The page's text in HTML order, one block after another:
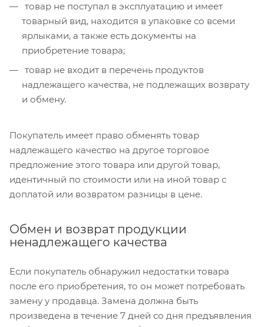
товар не поступал в эксплуатацию и имеет
товарный вид, находится в упаковке со всеми
ярлыками, а также есть документы на
приобретение товара;
товар не входит в перечень продуктов
надлежащего качества, не подлежащих возврату
и обмену.
Покупатель имеет право обменять товар
надлежащего качество на другое торговое
предложение этого товара или другой товар,
идентичный по стоимости или на иной товар с
доплатой или возвратом разницы в цене.
Обмен и возврат продукции
ненадлежащего качества
Если покупатель обнаружил недостатки товара
после его приобретения, то он может потребовать
замену у продавца. Замена должна быть
произведена в течение 7 дней со дня предъявления